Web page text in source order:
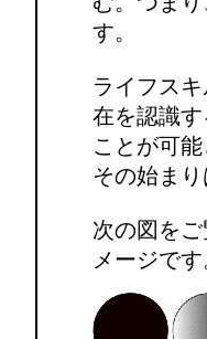
す。
ライフス
在を認識
ことが可
その始ま
次の図を
メージで